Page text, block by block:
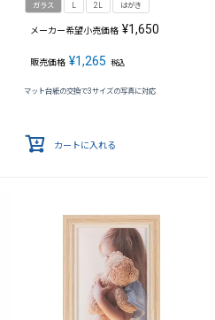
ガラス L 2L はがき
メーカー希望小売価格 ¥1,650
販売価格 ¥1,265 税込
マット台紙の交換で3サイズの写真に対応
カートに入れる